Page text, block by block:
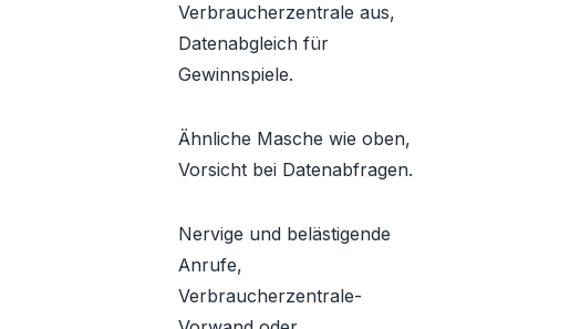
Verbraucherzentrale aus,
Datenabgleich für
Gewinnspiele.
Ähnliche Masche wie oben,
Vorsicht bei Datenabfragen.
Nervige und belästigende
Anrufe,
Verbraucherzentrale-